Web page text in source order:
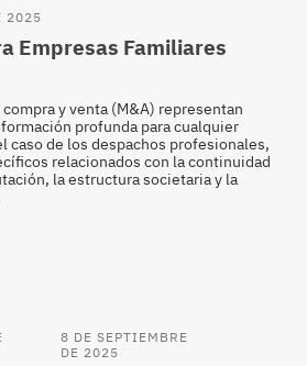
2025
Empresas Familiares
y venta (M&A) representan
profunda para cualquier
caso de los despachos profesionales,
relacionados con la continuidad
la estructura societaria y la
8 DE SEPTIEMBRE
DE 2025